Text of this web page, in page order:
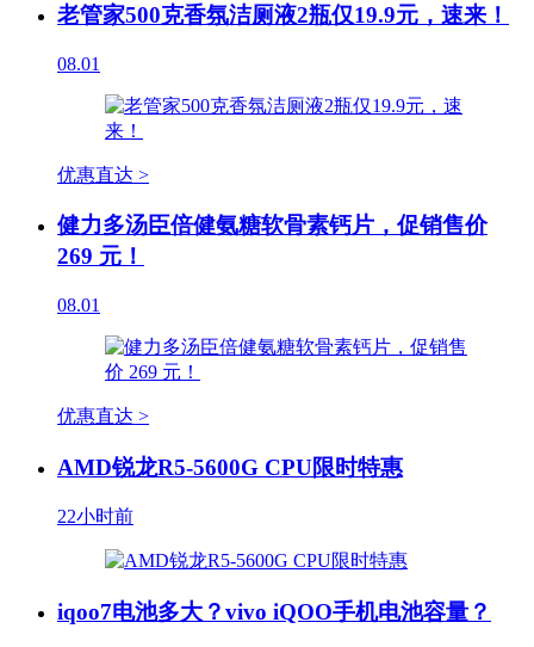
老管家500克香氛洁厕液2瓶仅19.9元，速来！
08.01
优惠直达 >
健力多汤臣倍健氨糖软骨素钙片，促销售价
269 元！
08.01
优惠直达 >
AMD锐龙R5-5600G CPU限时特惠
22小时前
iqoo7电池多大？vivo iQOO手机电池容量？